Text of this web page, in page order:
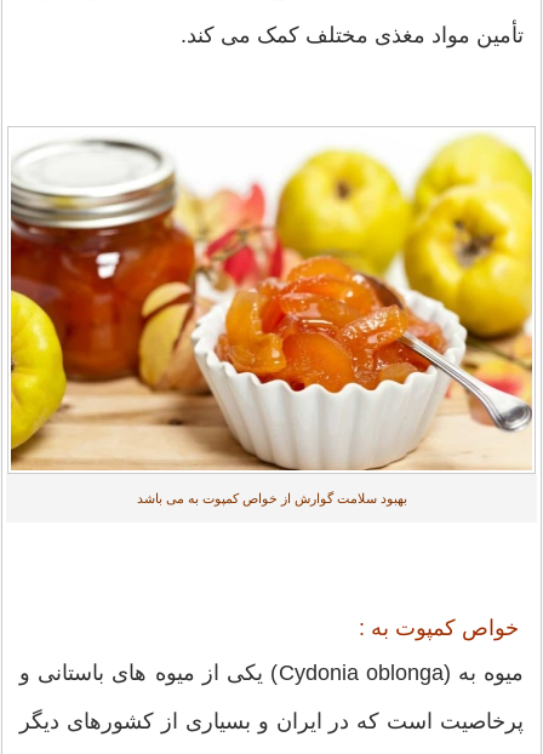
تأمین مواد مغذی مختلف کمک می کند.
بهبود سلامت گوارش از خواص کمپوت به می باشد
خواص کمپوت به :
میوه به (Cydonia oblonga) یکی از میوه های باستانی و
پرخاصیت است که در ایران و بسیاری از کشورهای دیگر